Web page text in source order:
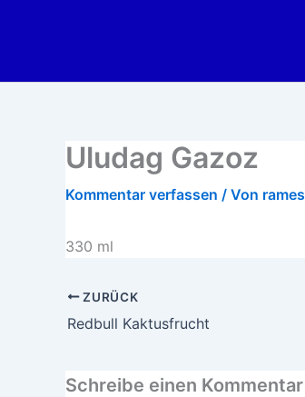
Uludag Gazoz
Kommentar verfassen / Von rames
330 ml
ZURÜCK
Redbull Kaktusfrucht
Schreibe einen Kommentar